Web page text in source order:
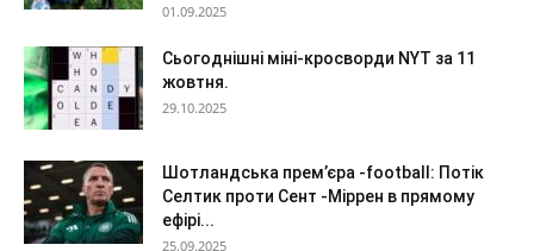
01.09.2025
Сьогоднішні міні-кросворди NYT за 11
жовтня.
29.10.2025
Шотландська прем’єра -football: Потік
Селтик проти Сент -Міррен в прямому
ефірі...
25.09.2025